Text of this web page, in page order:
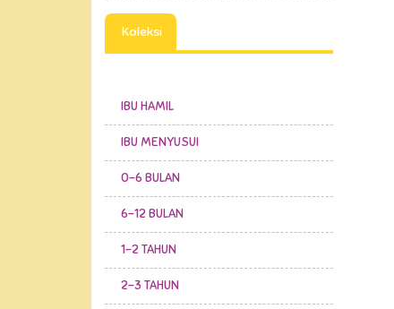
Koleksi
IBU HAMIL
IBU MENYUSUI
0-6 BULAN
6-12 BULAN
1-2 TAHUN
2-3 TAHUN